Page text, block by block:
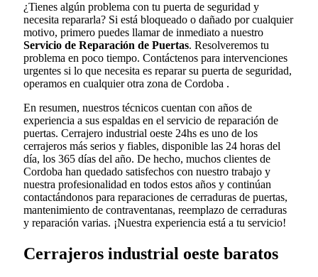
¿Tienes algún problema con tu puerta de seguridad y
necesita repararla? Si está bloqueado o dañado por cualquier
motivo, primero puedes llamar de inmediato a nuestro
Servicio de Reparación de Puertas. Resolveremos tu
problema en poco tiempo. Contáctenos para intervenciones
urgentes si lo que necesita es reparar su puerta de seguridad,
operamos en cualquier otra zona de Cordoba .
En resumen, nuestros técnicos cuentan con años de
experiencia a sus espaldas en el servicio de reparación de
puertas. Cerrajero industrial oeste 24hs es uno de los
cerrajeros más serios y fiables, disponible las 24 horas del
día, los 365 días del año. De hecho, muchos clientes de
Cordoba han quedado satisfechos con nuestro trabajo y
nuestra profesionalidad en todos estos años y continúan
contactándonos para reparaciones de cerraduras de puertas,
mantenimiento de contraventanas, reemplazo de cerraduras
y reparación varias. ¡Nuestra experiencia está a tu servicio!
Cerrajeros industrial oeste baratos